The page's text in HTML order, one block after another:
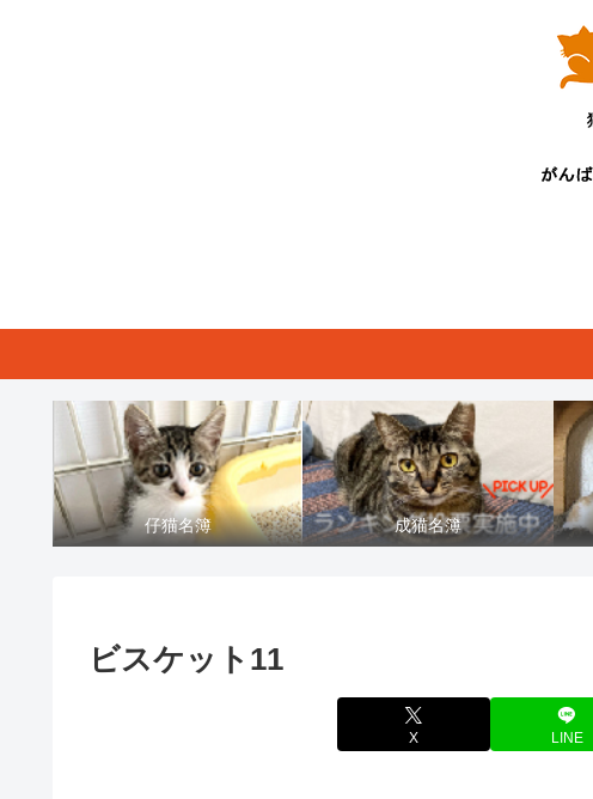
仔猫名簿 成猫名簿
ビスケット11
X LINE